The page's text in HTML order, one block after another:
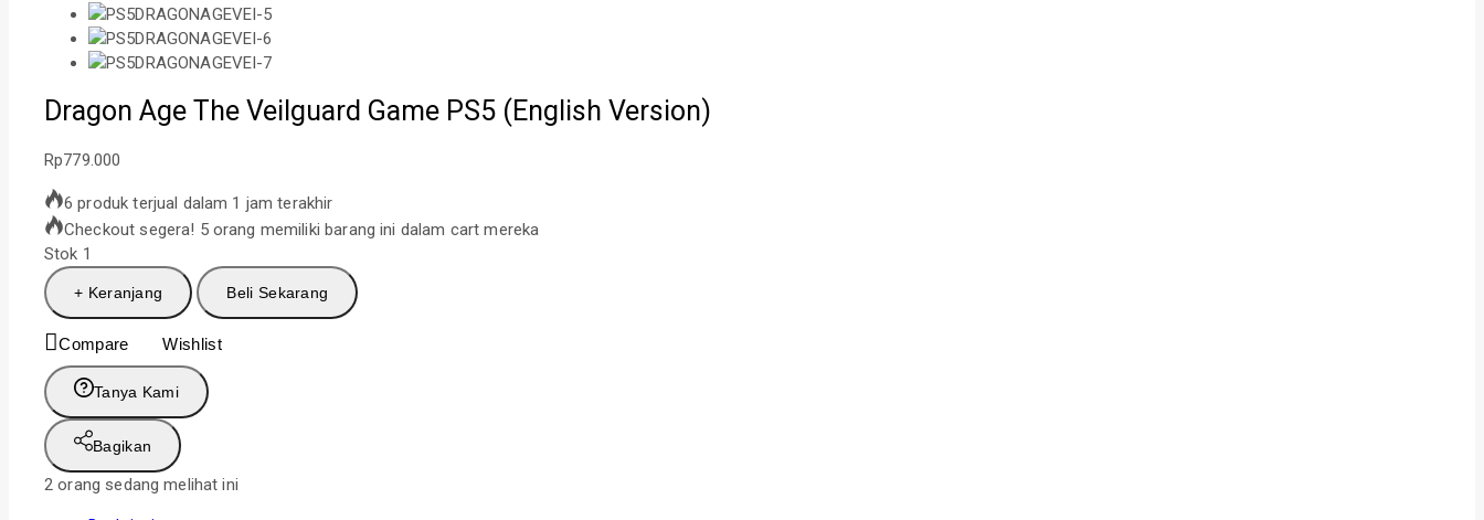
Dragon Age The Veilguard Game PS5 (English Version)
Rp779.000
6 produk terjual dalam 1 jam terakhir
Checkout segera! 5 orang memiliki barang ini dalam cart mereka
Stok 1
+ Keranjang Beli Sekarang
Compare Wishlist
Tanya Kami
Bagikan
2 orang sedang melihat ini